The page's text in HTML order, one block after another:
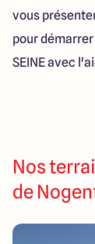
vous
pour
SEINE avec
Nos
de